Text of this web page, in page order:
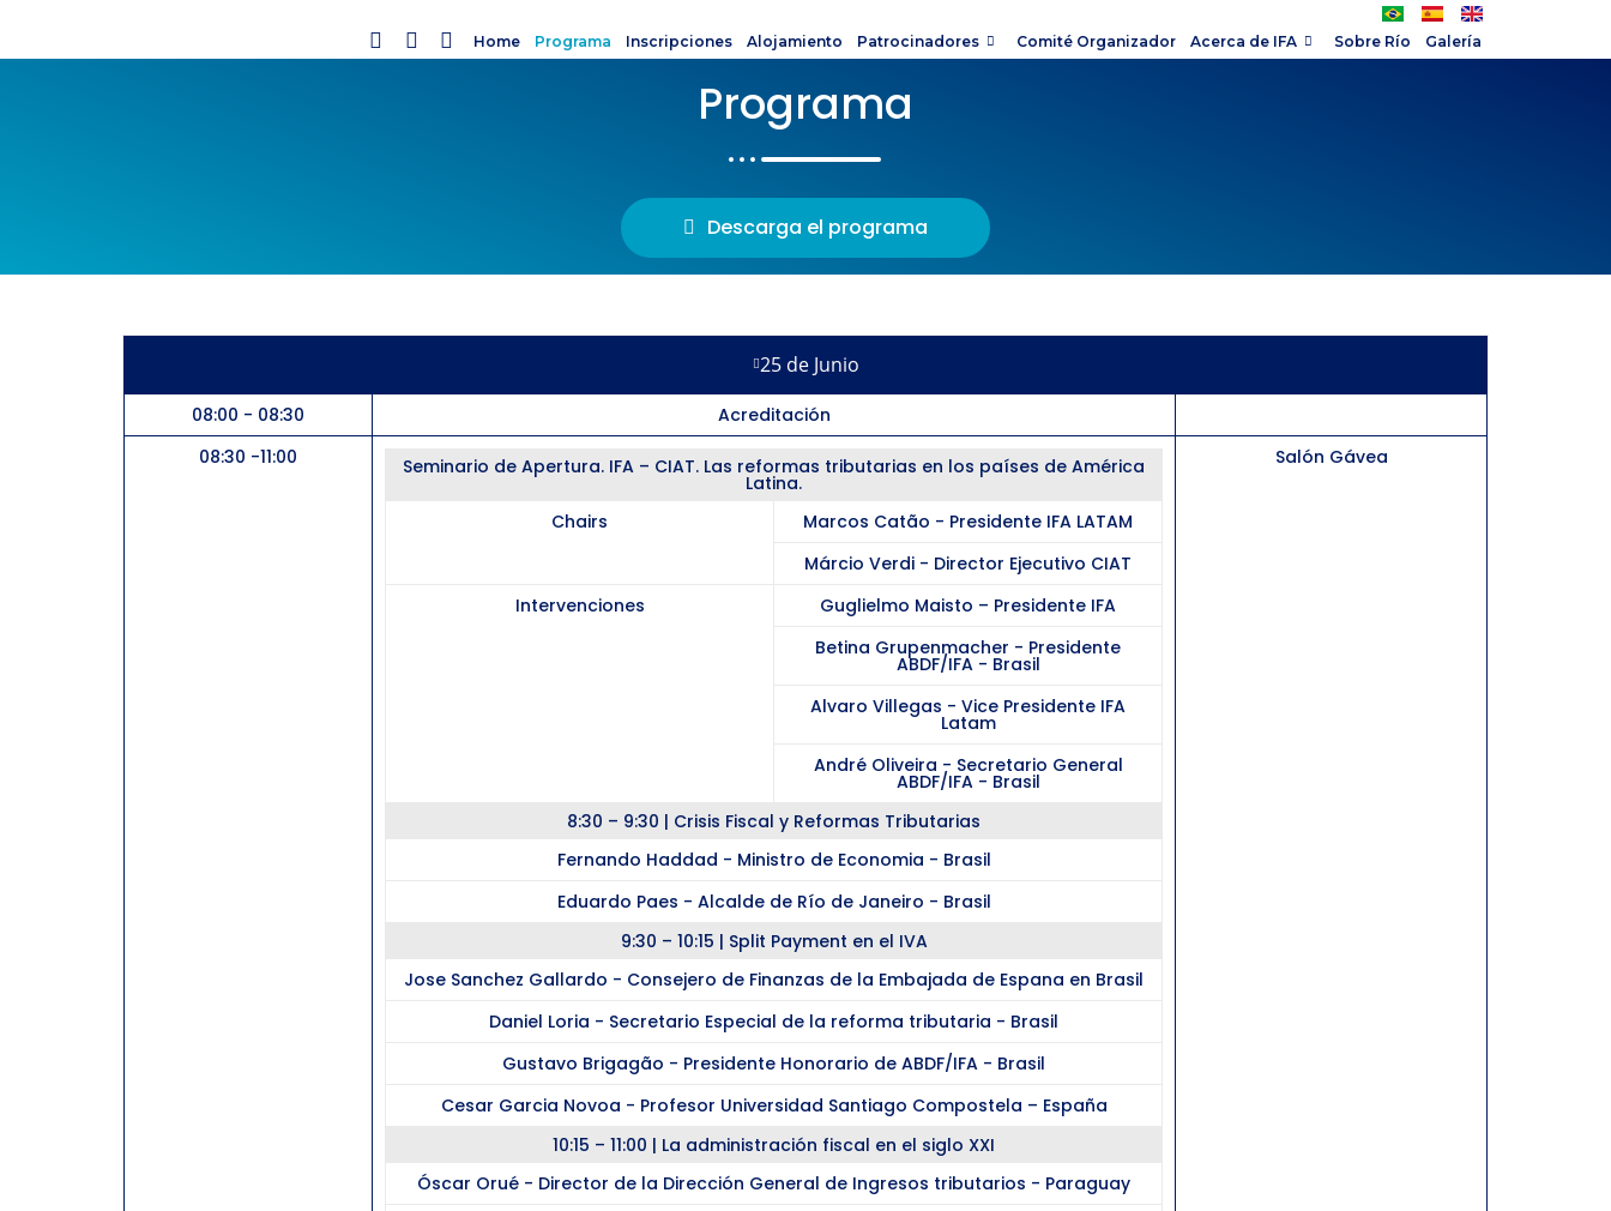
Home Programa Inscripciones Alojamiento Patrocinadores Comité Organizador Acerca de IFA Sobre Río Galería
Programa
Descarga el programa
25 de Junio
08:00 - 08:30
Acreditación
08:30 -11:00
Seminario de Apertura. IFA – CIAT. Las reformas tributarias en los países de América
Latina.​
Chairs
Marcos Catão - Presidente IFA LATAM
Márcio Verdi - Director Ejecutivo CIAT
Intervenciones
Guglielmo Maisto – Presidente IFA
Betina Grupenmacher - Presidente
ABDF/IFA - Brasil
Alvaro Villegas - Vice Presidente IFA
Latam
André Oliveira - Secretario General
ABDF/IFA - Brasil
8:30 – 9:30 | Crisis Fiscal y Reformas Tributarias
Fernando Haddad - Ministro de Economia - Brasil
Eduardo Paes - Alcalde de Río de Janeiro - Brasil
9:30 – 10:15 | Split Payment en el IVA
Jose Sanchez Gallardo - Consejero de Finanzas de la Embajada de Espana en Brasil
Daniel Loria - Secretario Especial de la reforma tributaria - Brasil
Gustavo Brigagão - Presidente Honorario de ABDF/IFA - Brasil
Cesar Garcia Novoa - Profesor Universidad Santiago Compostela – España
10:15 – 11:00 | La administración fiscal en el siglo XXI
Óscar Orué - Director de la Dirección General de Ingresos tributarios - Paraguay
Salón Gávea​